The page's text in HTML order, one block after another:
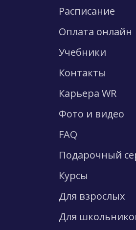
Расписание
Оплата онлайн
Учебники
Контакты
Карьера WR
Фото и видео
FAQ
Подарочный
Курсы
Для взрослых
Для